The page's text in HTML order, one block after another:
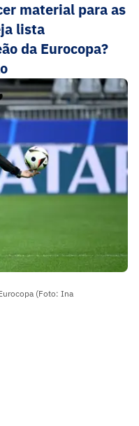
material para as
lista
da Eurocopa?
(Foto: Ina